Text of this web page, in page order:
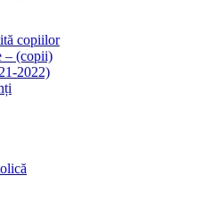
copiilor
– (copii)
2022)